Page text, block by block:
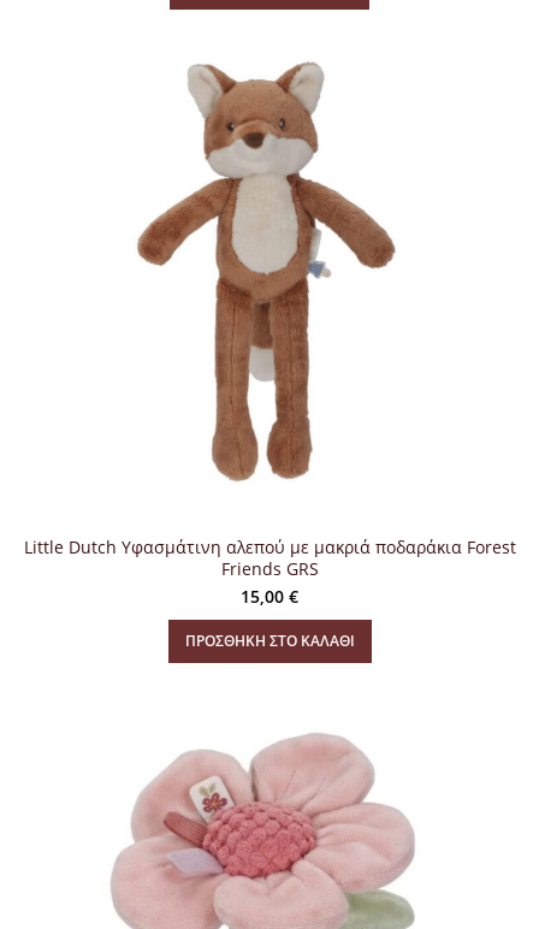
Little Dutch Υφασμάτινη αλεπού με μακριά ποδαράκια Forest
Friends GRS
15,00 €
ΠΡΟΣΘΉΚΗ ΣΤΟ ΚΑΛΆΘΙ